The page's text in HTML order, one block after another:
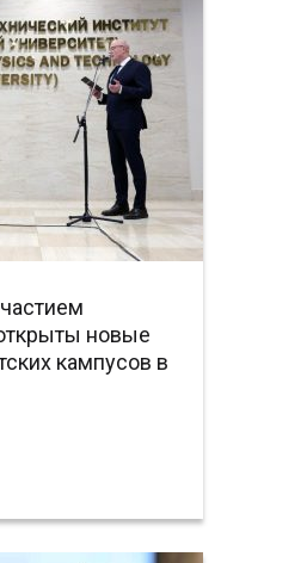
новые
кампусов в